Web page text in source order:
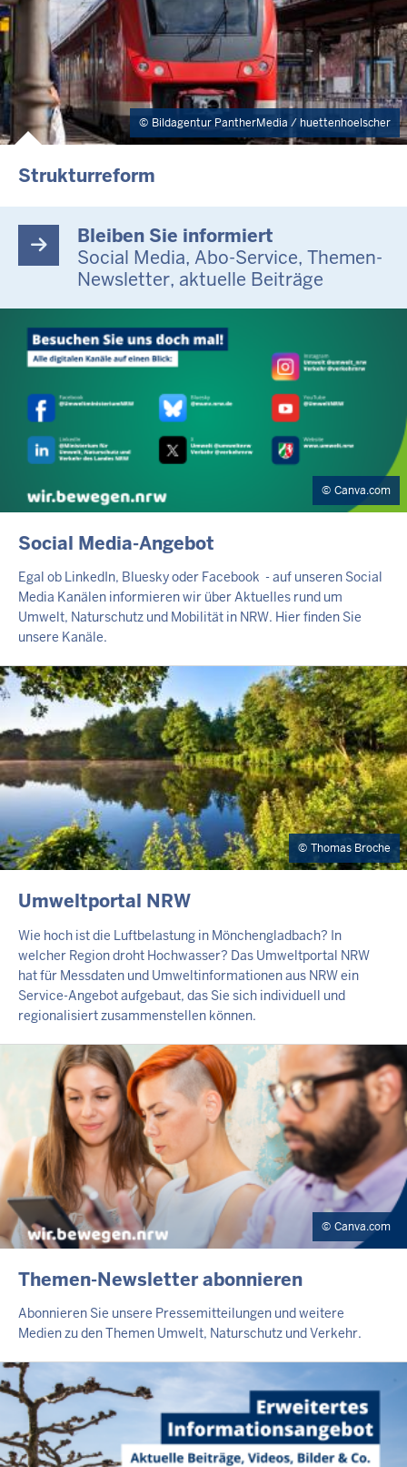
Bildagentur PantherMedia / huettenhoelscher
Strukturreform
Bleiben Sie informiert
Social Media, Abo-Service, Themen-
Newsletter, aktuelle Beiträge
Canva.com
EXTERNER
Social Media-Angebot
Egal ob LinkedIn, Bluesky oder Facebook - auf unseren Social
Media Kanälen informieren wir über Aktuelles rund um
Umwelt, Naturschutz und Mobilität in NRW. Hier finden Sie
unsere Kanäle.
Thomas Broche
EXTERNER
Umweltportal NRW
Wie hoch ist die Luftbelastung in Mönchengladbach? In
welcher Region droht Hochwasser? Das Umweltportal NRW
hat für Messdaten und Umweltinformationen aus NRW ein
Service-Angebot aufgebaut, das Sie sich individuell und
regionalisiert zusammenstellen können.
Canva.com
EXTERNER
Themen-Newsletter abonnieren
Abonnieren Sie unsere Pressemitteilungen und weitere
Medien zu den Themen Umwelt, Naturschutz und Verkehr.